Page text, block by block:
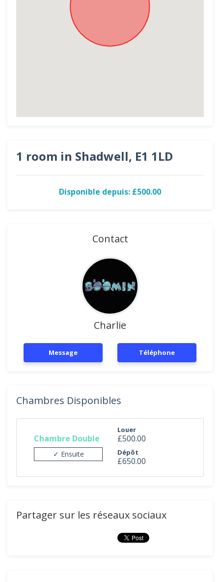
1 room in Shadwell, E1 1LD
Disponible depuis: £500.00
Contact
Charlie
Message Téléphone
Chambres Disponibles
Chambre Double
✓ Ensuite
Louer
£500.00
Dépôt
£650.00
Partager sur les réseaux sociaux